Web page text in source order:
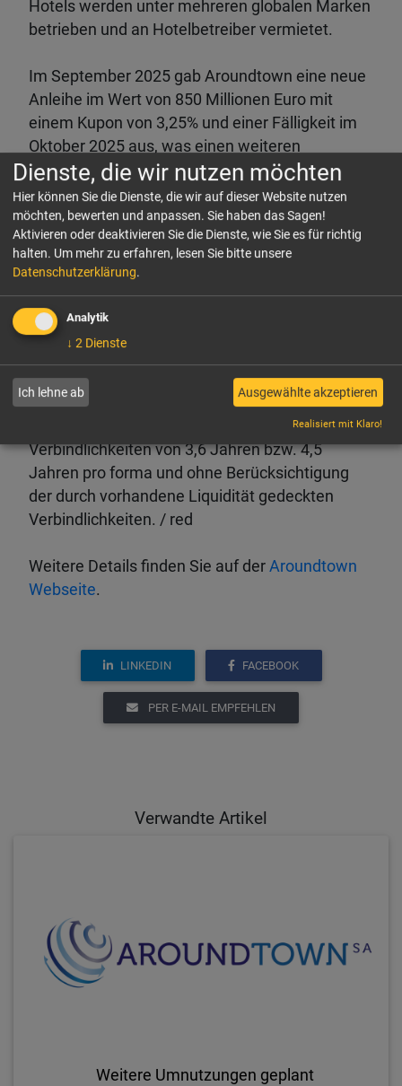
Hotels werden unter mehreren globalen Marken
betrieben und an Hotelbetreiber vermietet.
Im September 2025 gab Aroundtown eine neue
Anleihe im Wert von 850 Millionen Euro mit
einem Kupon von 3,25% und einer Fälligkeit im
Oktober 2025 aus, was einen weiteren
Rückgang gegenüber den Kuponraten von 3,5%
und 4,8% der im Mai 2025 bzw. Juli 2024
ausgegebenen Anleihen darstellt. Die starke
Nachfrage der Anleger spiegelte sich in der
dreifachen Überzeichnung wider. Parallel zur
gestartet, um das Fälligkeitsprofil der Schulden
proaktiv zu verlängern.
Im September 2025 hatte AT niedrige
durchschnittliche Fremdkapitalkosten von 2,2%
bei einer durchschnittlichen Laufzeit der
Verbindlichkeiten von 3,6 Jahren bzw. 4,5
Jahren pro forma und ohne Berücksichtigung
der durch vorhandene Liquidität gedeckten
Verbindlichkeiten. / red
Weitere Details finden Sie auf der Aroundtown
Webseite.
LINKEDIN FACEBOOK
PER E-MAIL EMPFEHLEN
Verwandte Artikel
Weitere Umnutzungen geplant
Dienste, die wir nutzen möchten
Hier können Sie die Dienste, die wir auf dieser Website nutzen
möchten, bewerten und anpassen. Sie haben das Sagen!
Aktivieren oder deaktivieren Sie die Dienste, wie Sie es für richtig
halten. Um mehr zu erfahren, lesen Sie bitte unsere
Datenschutzerklärung.
Analytik
↓ 2 Dienste
Ich lehne ab Ausgewählte akzeptieren
Realisiert mit Klaro!